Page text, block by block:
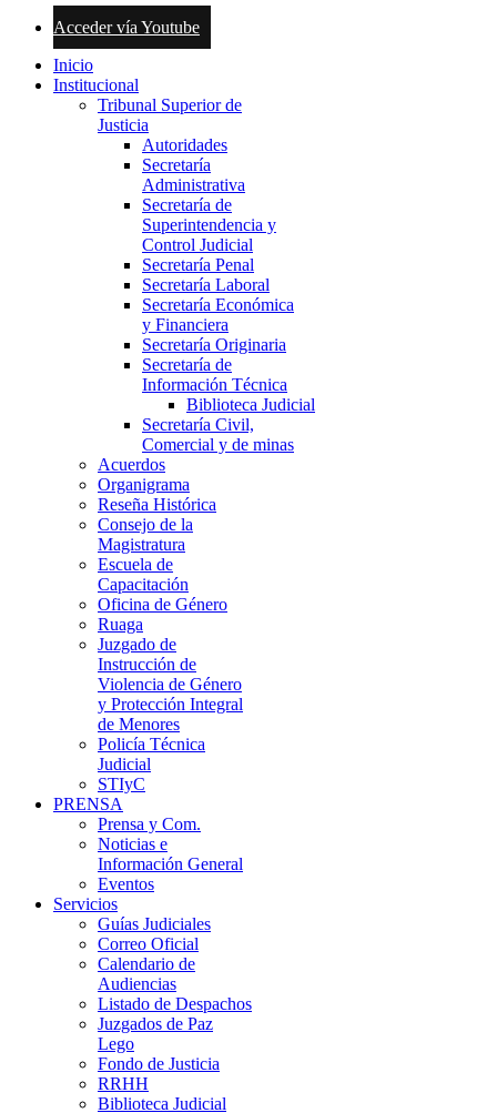
Acceder vía Youtube
Inicio
Institucional
Tribunal Superior de
Justicia
Autoridades
Secretaría
Administrativa
Secretaría de
Superintendencia y
Control Judicial
Secretaría Penal
Secretaría Laboral
Secretaría Económica
y Financiera
Secretaría Originaria
Secretaría de
Información Técnica
Biblioteca Judicial
Secretaría Civil,
Comercial y de minas
Acuerdos
Organigrama
Reseña Histórica
Consejo de la
Magistratura
Escuela de
Capacitación
Oficina de Género
Ruaga
Juzgado de
Instrucción de
Violencia de Género
y Protección Integral
de Menores
Policía Técnica
Judicial
STIyC
PRENSA
Prensa y Com.
Noticias e
Información General
Eventos
Servicios
Guías Judiciales
Correo Oficial
Calendario de
Audiencias
Listado de Despachos
Juzgados de Paz
Lego
Fondo de Justicia
RRHH
Biblioteca Judicial